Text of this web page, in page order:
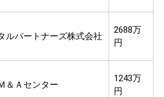
ルパートナーズ株式会社
2688万
円
＆Ａセンター
1243万
円